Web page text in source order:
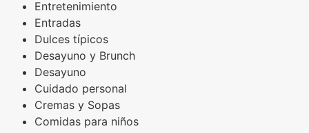
Entretenimiento
Entradas
Dulces típicos
Desayuno y Brunch
Desayuno
Cuidado personal
Cremas y Sopas
Comidas para niños